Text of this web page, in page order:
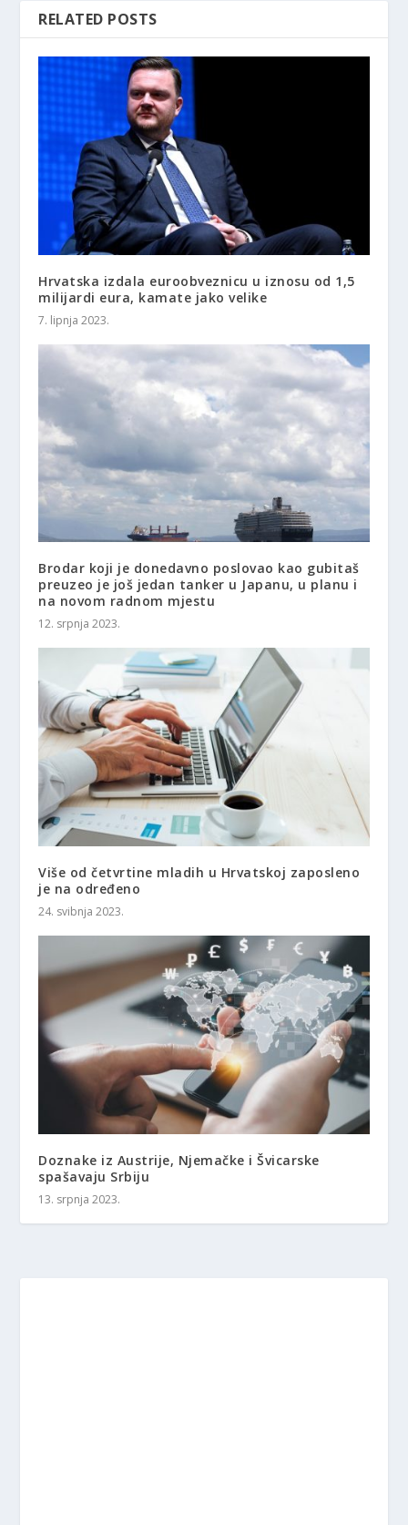
RELATED POSTS
Hrvatska izdala euroobveznicu u iznosu od 1,5
milijardi eura, kamate jako velike
7. lipnja 2023.
Brodar koji je donedavno poslovao kao gubitaš
preuzeo je još jedan tanker u Japanu, u planu i
na novom radnom mjestu
12. srpnja 2023.
Više od četvrtine mladih u Hrvatskoj zaposleno
je na određeno
24. svibnja 2023.
Doznake iz Austrije, Njemačke i Švicarske
spašavaju Srbiju
13. srpnja 2023.